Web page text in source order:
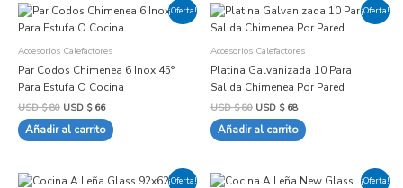
¡Oferta!
Accesorios Calefactores
Par Codos Chimenea 6 Inox 45°
Para Estufa O Cocina
USD $80
El
original
USD
$ 80.
USD $66
El
actual
USD
$ 66.
Añadir al carrito
¡Oferta!
Accesorios Calefactores
Platina Galvanizada 10 Para
Salida Chimenea Por Pared
USD $80
El
original
USD
$ 80.
USD $68
El
actual
USD
$ 68.
Añadir al carrito
¡Oferta!
El
El
¡Oferta!
El
El